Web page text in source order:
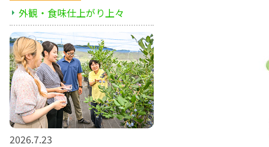
外観・食味仕上がり上々
2026.7.23